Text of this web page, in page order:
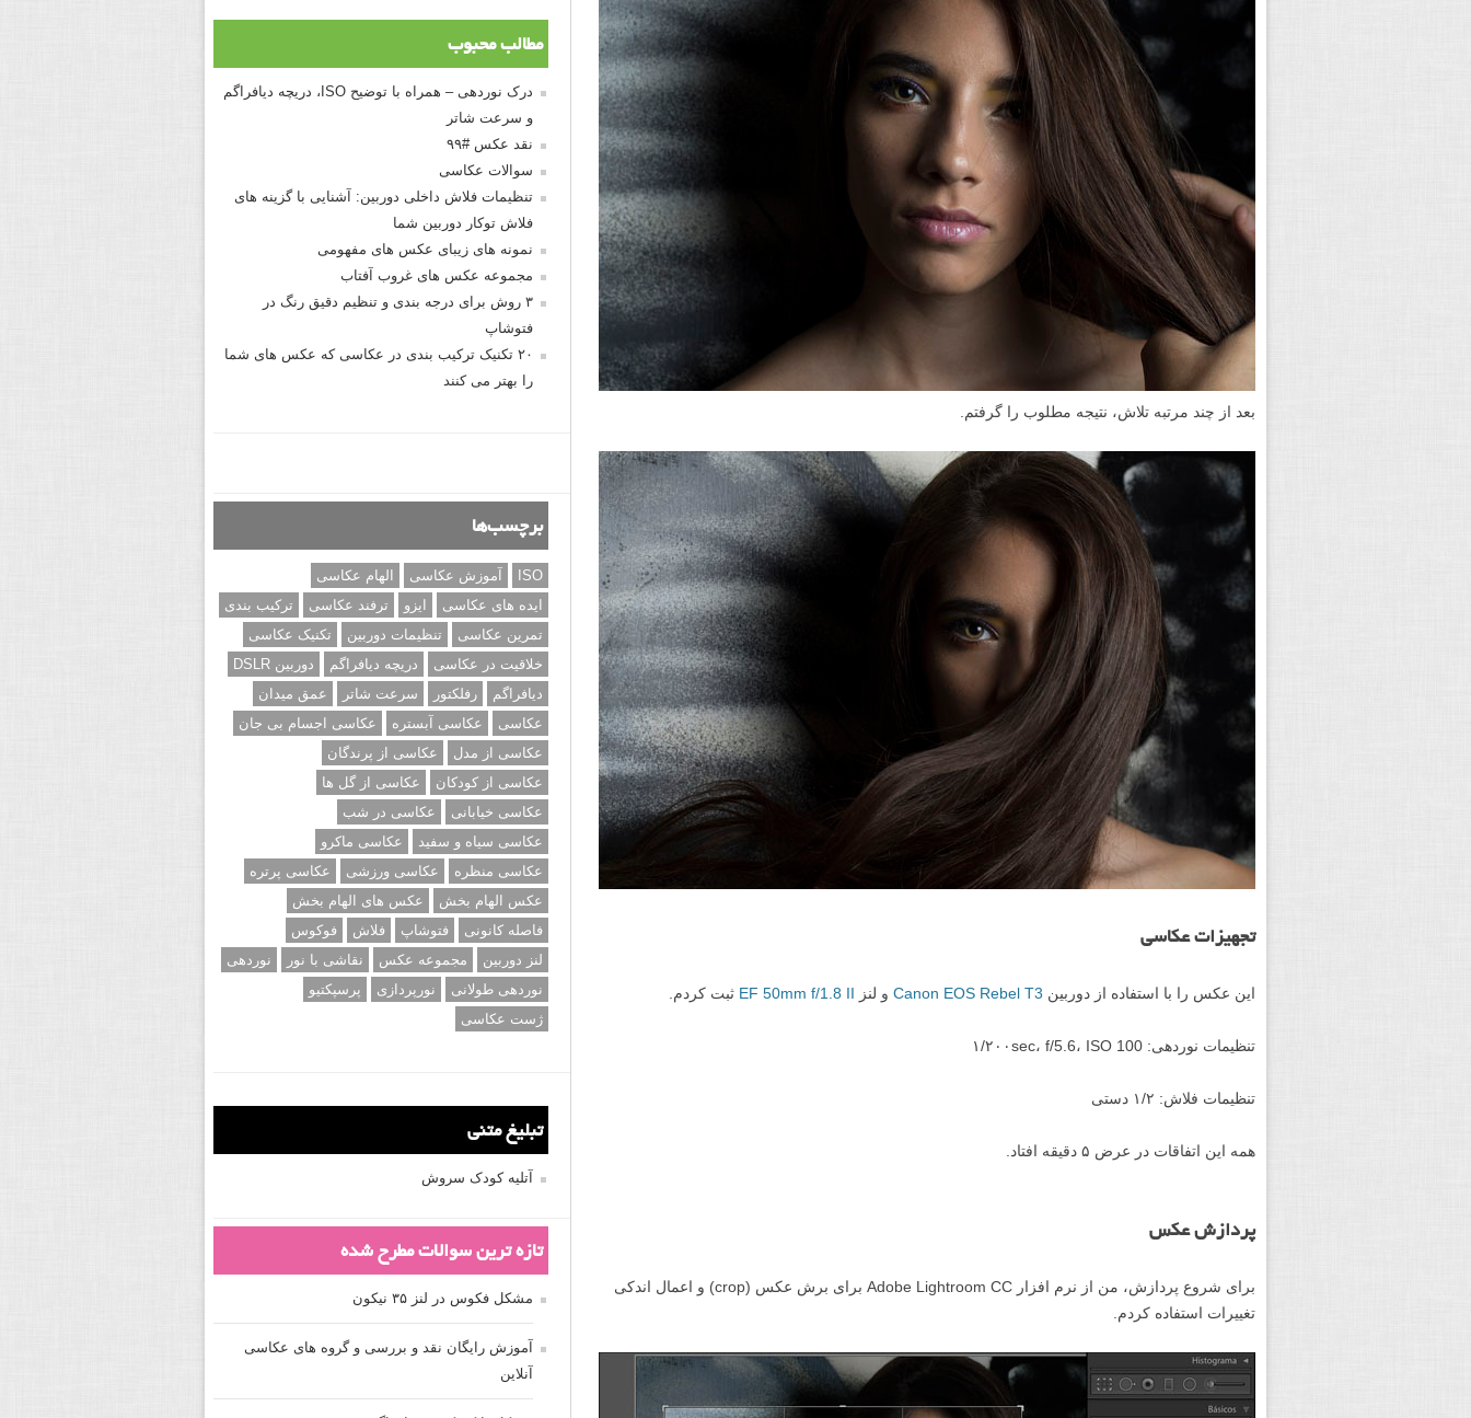
با کمک آرایشگر که تنها فرد در دسترس در آن لحظه بود، در عرض یک دقیقه ایده عکاسی ما شکل گرفت.
قرار بر این شد که وی در کنار مدل بایستد، موهای وی را در دست بگیرد و آن را به سمت صورت مدل پرتاب
کند.
بعد از چند مرتبه تلاش، نتیجه مطلوب را گرفتم.
تجهیزات عکاسی
مطالب محبوب
درک نوردهی – همراه با توضیح ISO، دریچه دیافراگم
و سرعت شاتر
نقد عکس #۹۹
سوالات عکاسی
تنظیمات فلاش داخلی دوربین: آشنایی با گزینه های
فلاش توکار دوربین شما
نمونه های زیبای عکس های مفهومی
مجموعه عکس های غروب آفتاب
۳ روش برای درجه بندی و تنظیم دقیق رنگ در
فتوشاپ
۲۰ تکنیک ترکیب بندی در عکاسی که عکس های شما
را بهتر می کنند
برچسب‌ها
ISO آموزش عکاسی
الهام عکاسی
ایده های عکاسی
ایزو ترفند عکاسی
ترکیب بندی
تمرین عکاسی
تنظیمات دوربین
تکنیک عکاسی
خلاقیت در عکاسی
دریچه دیافراگم
دیافراگم
رفلکتور سرعت شاتر
عمق میدان
عکاسی
عکاسی آبستره
عکاسی اجسام بی جان
عکاسی از مدل
عکاسی از پرندگان
عکاسی از کودکان
عکاسی از گل ها
عکاسی خیابانی
عکاسی در شب
عکاسی سیاه و سفید
عکاسی ماکرو
عکاسی منظره
عکاسی ورزشی
عکاسی پرتره
عکس الهام بخش
عکس های الهام بخش
فاصله کانونی
تبلیغ متنی
تازه ترین سوالات مطرح شده